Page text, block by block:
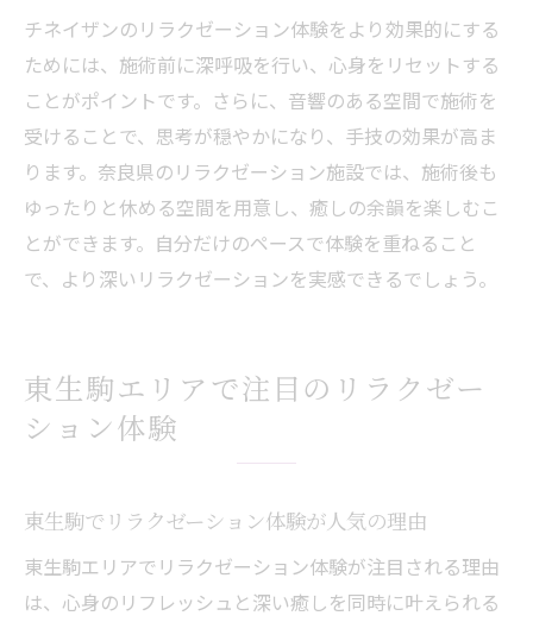
チネイザンのリラクゼーション体験をより効果的にする
ためには、施術前に深呼吸を行い、心身をリセットする
ことがポイントです。さらに、音響のある空間で施術を
受けることで、思考が穏やかになり、手技の効果が高ま
ります。奈良県のリラクゼーション施設では、施術後も
ゆったりと休める空間を用意し、癒しの余韻を楽しむこ
とができます。自分だけのペースで体験を重ねること
で、より深いリラクゼーションを実感できるでしょう。
東生駒エリアで注目のリラクゼー
ション体験
東生駒でリラクゼーション体験が人気の理由
東生駒エリアでリラクゼーション体験が注目される理由
は、心身のリフレッシュと深い癒しを同時に叶えられる